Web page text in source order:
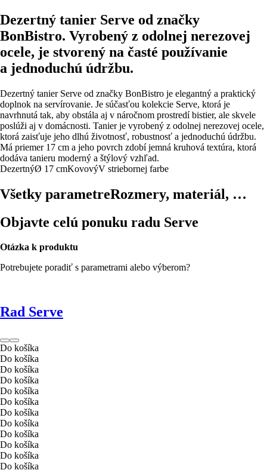
Dezertný tanier Serve od značky
BonBistro. Vyrobený z odolnej nerezovej
ocele, je stvorený na časté používanie
a jednoduchú údržbu.
Dezertný tanier Serve od značky BonBistro je elegantný a praktický
doplnok na servírovanie. Je súčasťou kolekcie Serve, ktorá je
navrhnutá tak, aby obstála aj v náročnom prostredí bistier, ale skvele
poslúži aj v domácnosti. Tanier je vyrobený z odolnej nerezovej ocele,
ktorá zaisťuje jeho dlhú životnosť, robustnosť a jednoduchú údržbu.
Má priemer 17 cm a jeho povrch zdobí jemná kruhová textúra, ktorá
dodáva tanieru moderný a štýlový vzhľad.
DezertnýØ 17 cmKovovýV striebornej farbe
Všetky parametreRozmery, materiál, …
Objavte celú ponuku radu Serve
Otázka k produktu
Potrebujete poradiť s parametrami alebo výberom?
Rad Serve
Do košíka
Do košíka
Do košíka
Do košíka
Do košíka
Do košíka
Do košíka
Do košíka
Do košíka
Do košíka
Do košíka
Do košíka